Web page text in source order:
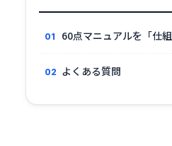
60点マニュアルを「仕
よくある質問